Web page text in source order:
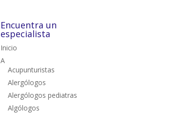
Encuentra un
especialista
Inicio
A
Acupunturistas
Alergólogos
Alergólogos pediatras
Algólogos